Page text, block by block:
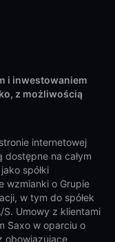
i inwestowaniem
z możliwością
internetowej
na całym
spółki
wzmianki o Grupie
w tym do spółek
S. Umowy z klientami
Saxo w oparciu o
obowiązujące